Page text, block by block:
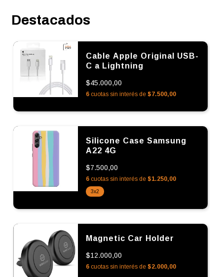
Destacados
Cable Apple Original USB-
C a Lightning
$45.000,00
6 cuotas sin interés de$7.500,00
Silicone Case Samsung
A22 4G
$7.500,00
6 cuotas sin interés de$1.250,00
3x2
Magnetic Car Holder
$12.000,00
6 cuotas sin interés de$2.000,00